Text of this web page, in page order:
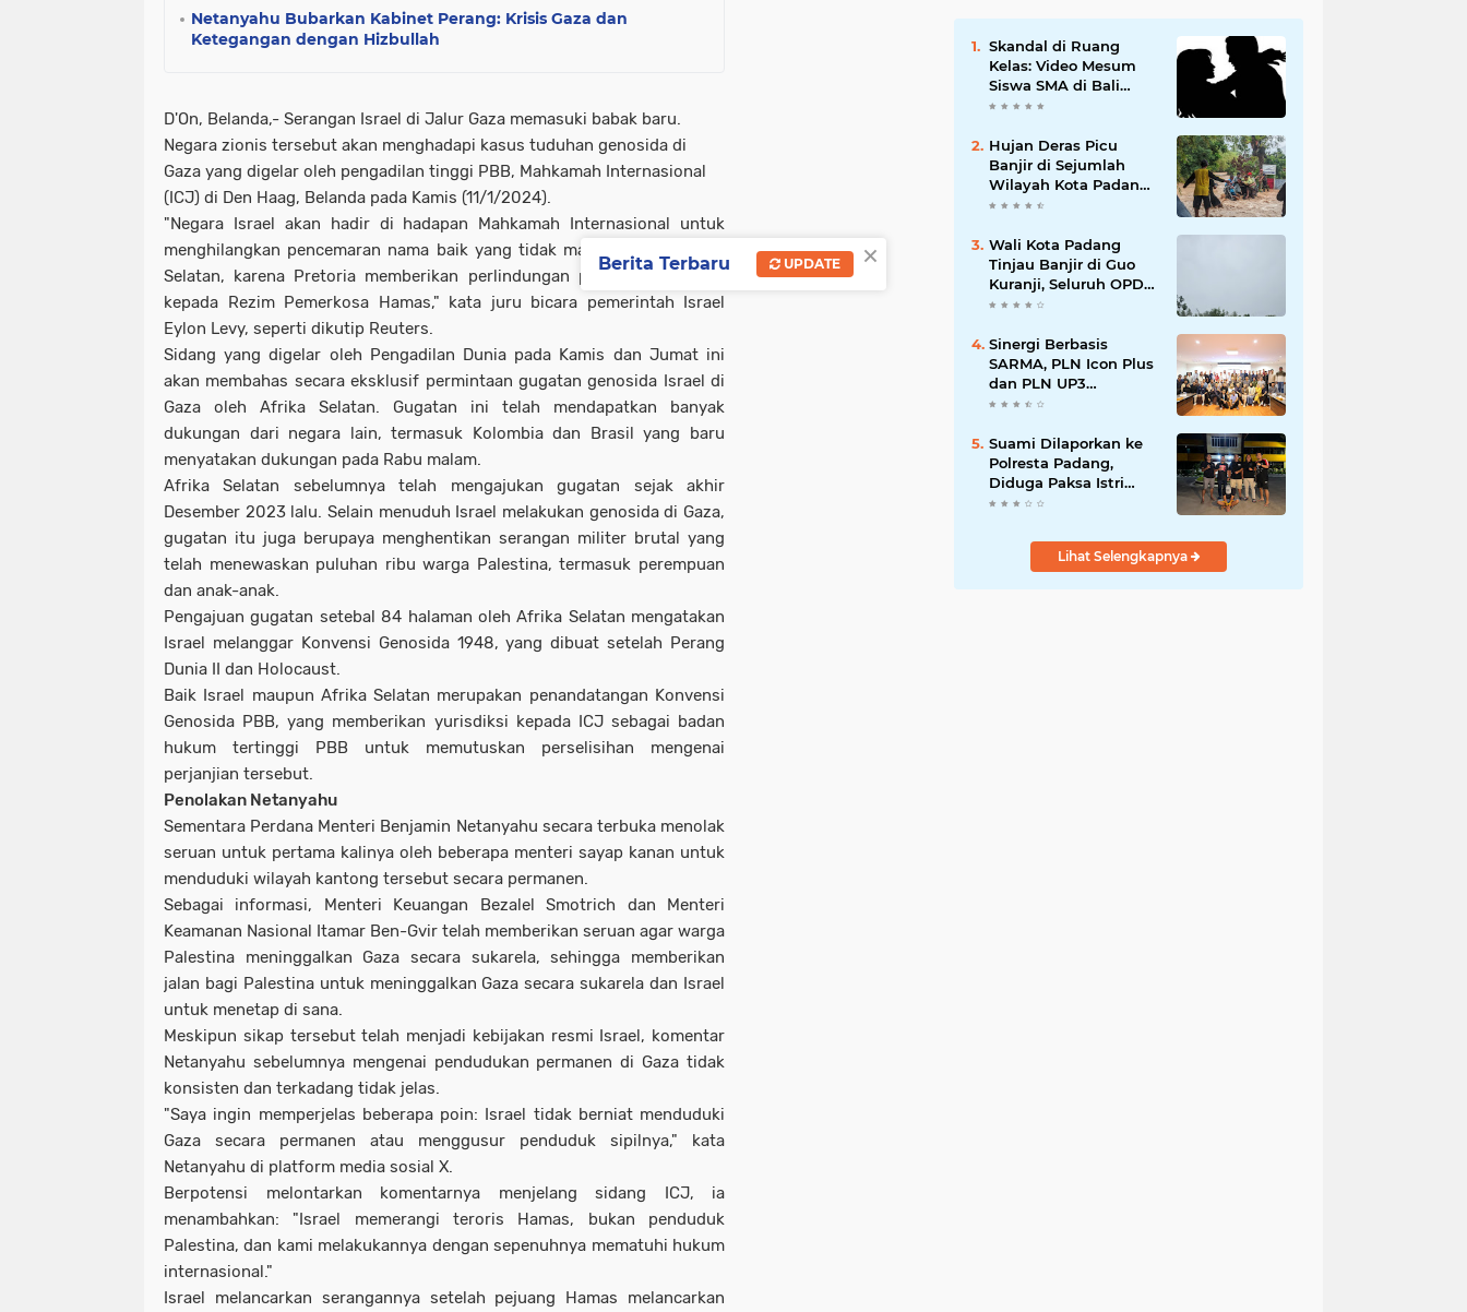
Netanyahu Bubarkan Kabinet Perang: Krisis Gaza dan
Ketegangan dengan Hizbullah
D'On, Belanda,- Serangan Israel di Jalur Gaza memasuki babak baru.
Negara zionis tersebut akan menghadapi kasus tuduhan genosida di
Gaza yang digelar oleh pengadilan tinggi PBB, Mahkamah Internasional
(ICJ) di Den Haag, Belanda pada Kamis (11/1/2024).
"Negara Israel akan hadir di hadapan Mahkamah Internasional untuk
menghilangkan pencemaran nama baik yang tidak masuk akal di Afrika
Selatan, karena Pretoria memberikan perlindungan politik dan hukum
kepada Rezim Pemerkosa Hamas," kata juru bicara pemerintah Israel
Eylon Levy, seperti dikutip Reuters.
Sidang yang digelar oleh Pengadilan Dunia pada Kamis dan Jumat ini
akan membahas secara eksklusif permintaan gugatan genosida Israel di
Gaza oleh Afrika Selatan. Gugatan ini telah mendapatkan banyak
dukungan dari negara lain, termasuk Kolombia dan Brasil yang baru
menyatakan dukungan pada Rabu malam.
Afrika Selatan sebelumnya telah mengajukan gugatan sejak akhir
Desember 2023 lalu. Selain menuduh Israel melakukan genosida di Gaza,
gugatan itu juga berupaya menghentikan serangan militer brutal yang
telah menewaskan puluhan ribu warga Palestina, termasuk perempuan
dan anak-anak.
Pengajuan gugatan setebal 84 halaman oleh Afrika Selatan mengatakan
Israel melanggar Konvensi Genosida 1948, yang dibuat setelah Perang
Dunia II dan Holocaust.
Baik Israel maupun Afrika Selatan merupakan penandatangan Konvensi
Genosida PBB, yang memberikan yurisdiksi kepada ICJ sebagai badan
hukum tertinggi PBB untuk memutuskan perselisihan mengenai
perjanjian tersebut.
Penolakan Netanyahu
Sementara Perdana Menteri Benjamin Netanyahu secara terbuka menolak
seruan untuk pertama kalinya oleh beberapa menteri sayap kanan untuk
menduduki wilayah kantong tersebut secara permanen.
Sebagai informasi, Menteri Keuangan Bezalel Smotrich dan Menteri
Keamanan Nasional Itamar Ben-Gvir telah memberikan seruan agar warga
Palestina meninggalkan Gaza secara sukarela, sehingga memberikan
jalan bagi Palestina untuk meninggalkan Gaza secara sukarela dan Israel
untuk menetap di sana.
Meskipun sikap tersebut telah menjadi kebijakan resmi Israel, komentar
Netanyahu sebelumnya mengenai pendudukan permanen di Gaza tidak
konsisten dan terkadang tidak jelas.
"Saya ingin memperjelas beberapa poin: Israel tidak berniat menduduki
Gaza secara permanen atau menggusur penduduk sipilnya," kata
Netanyahu di platform media sosial X.
Berpotensi melontarkan komentarnya menjelang sidang ICJ, ia
menambahkan: "Israel memerangi teroris Hamas, bukan penduduk
Palestina, dan kami melakukannya dengan sepenuhnya mematuhi hukum
internasional."
Israel melancarkan serangannya setelah pejuang Hamas melancarkan
Skandal di Ruang
Kelas: Video Mesum
Siswa SMA di Bali
Viral, Hukuman dan
Mengikuti
Hujan Deras Picu
Banjir di Sejumlah
Wilayah Kota Padang,
Warga Dievakuasi dan
Banjir Susulan
Wali Kota Padang
Tinjau Banjir di Guo
Kuranji, Seluruh OPD
Disiagakan dan
Dipercepat
Sinergi Berbasis
SARMA, PLN Icon Plus
dan PLN UP3
Tanjungpinang
Strategis
Suami Dilaporkan ke
Polresta Padang,
Diduga Paksa Istri
Layani Pria Lain
Lihat Selengkapnya
×
Berita Terbaru UPDATE